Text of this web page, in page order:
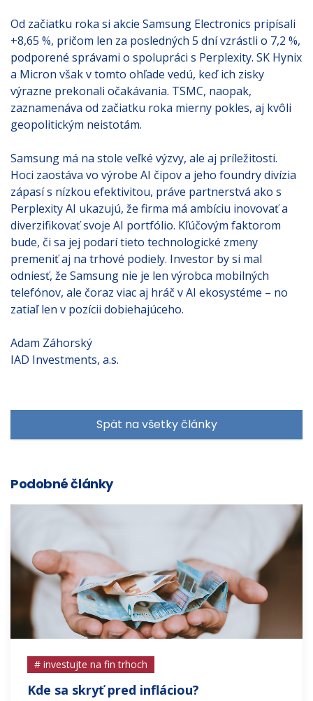
Od začiatku roka si akcie Samsung Electronics pripísali
+8,65 %, pričom len za posledných 5 dní vzrástli o 7,2 %,
podporené správami o spolupráci s Perplexity. SK Hynix
a Micron však v tomto ohľade vedú, keď ich zisky
výrazne prekonali očakávania. TSMC, naopak,
zaznamenáva od začiatku roka mierny pokles, aj kvôli
geopolitickým neistotám.
Samsung má na stole veľké výzvy, ale aj príležitosti.
Hoci zaostáva vo výrobe AI čipov a jeho foundry divízia
zápasí s nízkou efektivitou, práve partnerstvá ako s
Perplexity AI ukazujú, že firma má ambíciu inovovať a
diverzifikovať svoje AI portfólio. Kľúčovým faktorom
bude, či sa jej podarí tieto technologické zmeny
premeniť aj na trhové podiely. Investor by si mal
odniesť, že Samsung nie je len výrobca mobilných
telefónov, ale čoraz viac aj hráč v AI ekosystéme – no
zatiaľ len v pozícii dobiehajúceho.
Adam Záhorský
IAD Investments, a.s.
Spät na všetky články
Podobné články
# investujte na fin trhoch
Kde sa skryť pred infláciou?